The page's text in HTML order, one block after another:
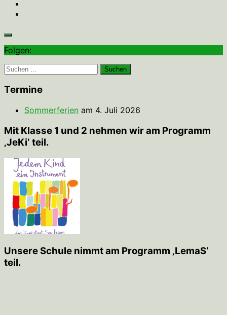
Folgen:
Suchen
nach:
Termine
Sommerferien am 4. Juli 2026
Mit Klasse 1 und 2 nehmen wir am Programm
‚JeKi‘ teil.
Unsere Schule nimmt am Programm ‚LemaS‘
teil.